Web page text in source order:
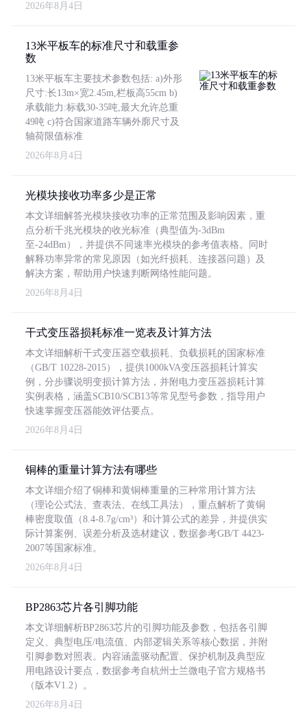
2026年8月4日
13米平板车的标准尺寸和载重参
数
13米平板车主要技术参数包括: a)外形
尺寸:长13m×宽2.45m,栏板高55cm b)
承载能力:标载30-35吨,最大允许总重
49吨 c)符合国家道路车辆外廓尺寸及
轴荷限值标准
2026年8月4日
光模块接收功率多少是正常
本文详细解答光模块接收功率的正常范围及影响因素，重
点分析千兆光模块的收光标准（典型值为-3dBm
至-24dBm），并提供不同速率光模块的参考值表格。同时
解释功率异常的常见原因（如光纤损耗、连接器问题）及
解决方案，帮助用户快速判断网络性能问题。
2026年8月4日
干式变压器损耗标准一览表及计算方法
本文详细解析干式变压器空载损耗、负载损耗的国家标准
（GB/T 10228-2015），提供1000kVA变压器损耗计算实
例，分步骤说明变损计算方法，并附电力变压器损耗计算
实例表格，涵盖SCB10/SCB13等常见型号参数，指导用户
快速掌握变压器能效评估要点。
2026年8月4日
铜棒的重量计算方法有哪些
本文详细介绍了铜棒和黄铜棒重量的三种常用计算方法
（理论公式法、查表法、在线工具法），重点解析了黄铜
棒密度取值（8.4-8.7g/cm³）和计算公式的差异，并提供实
际计算案例、误差分析及选材建议，数据参考GB/T 4423-
2007等国家标准。
2026年8月4日
BP2863芯片各引脚功能
本文详细解析BP2863芯片的引脚功能及参数，包括各引脚
定义、典型电压/电流值、内部逻辑关系等核心数据，并附
引脚参数对照表。内容涵盖驱动配置、保护机制及典型应
用电路设计要点，数据参考自杭州士兰微电子官方规格书
（版本V1.2）。
2026年8月4日